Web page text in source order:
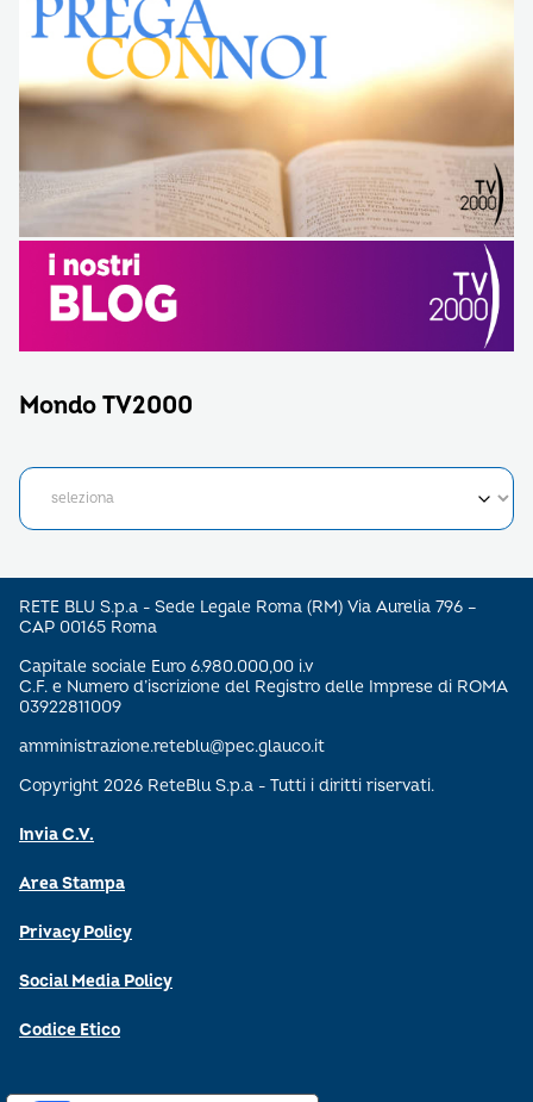
Mondo TV2000
RETE BLU S.p.a - Sede Legale Roma (RM) Via Aurelia 796 –
CAP 00165 Roma
Capitale sociale Euro 6.980.000,00 i.v
C.F. e Numero d’iscrizione del Registro delle Imprese di ROMA
03922811009
amministrazione.reteblu@pec.glauco.it
Copyright 2026 ReteBlu S.p.a - Tutti i diritti riservati.
Invia C.V.
Area Stampa
Privacy Policy
Social Media Policy
Codice Etico